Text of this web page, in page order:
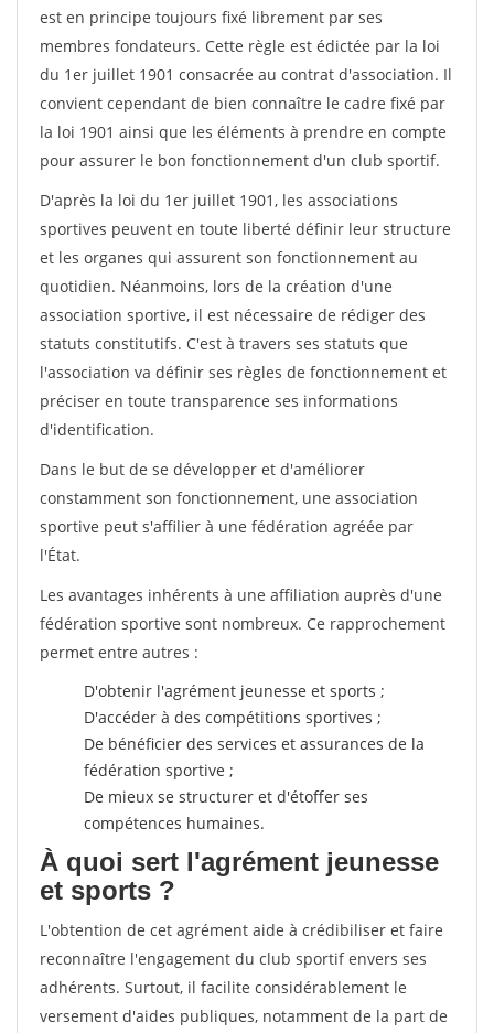
est en principe toujours fixé librement par ses
membres fondateurs. Cette règle est édictée par la loi
du 1er juillet 1901 consacrée au contrat d'association. Il
convient cependant de bien connaître le cadre fixé par
la loi 1901 ainsi que les éléments à prendre en compte
pour assurer le bon fonctionnement d'un club sportif.
D'après la loi du 1er juillet 1901, les associations
sportives peuvent en toute liberté définir leur structure
et les organes qui assurent son fonctionnement au
quotidien. Néanmoins, lors de la création d'une
association sportive, il est nécessaire de rédiger des
statuts constitutifs. C'est à travers ses statuts que
l'association va définir ses règles de fonctionnement et
préciser en toute transparence ses informations
d'identification.
Dans le but de se développer et d'améliorer
constamment son fonctionnement, une association
sportive peut s'affilier à une fédération agréée par
l'État.
Les avantages inhérents à une affiliation auprès d'une
fédération sportive sont nombreux. Ce rapprochement
permet entre autres :
D'obtenir l'agrément jeunesse et sports ;
D'accéder à des compétitions sportives ;
De bénéficier des services et assurances de la
fédération sportive ;
De mieux se structurer et d'étoffer ses
compétences humaines.
À quoi sert l'agrément jeunesse
et sports ?
L'obtention de cet agrément aide à crédibiliser et faire
reconnaître l'engagement du club sportif envers ses
adhérents. Surtout, il facilite considérablement le
versement d'aides publiques, notamment de la part de